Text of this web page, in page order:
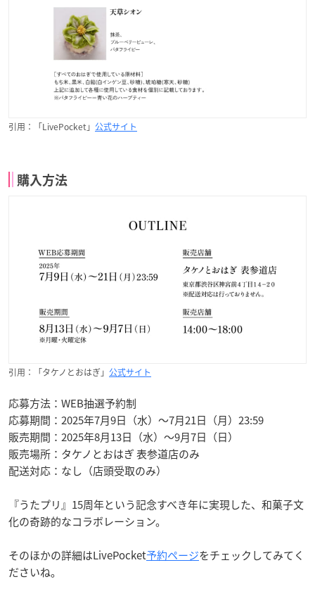
引用：「LivePocket」 公式サイト
購入方法
引用：「タケノとおはぎ」 公式サイト
応募方法：WEB抽選予約制
応募期間：2025年7月9日（水）～7月21日（月）23:59
販売期間：2025年8月13日（水）〜9月7日（日）
販売場所：タケノとおはぎ 表参道店のみ
配送対応：なし（店頭受取のみ）
『うたプリ』15周年という記念すべき年に実現した、和菓子文
化の奇跡的なコラボレーション。
そのほかの詳細はLivePocket予約ページをチェックしてみてく
ださいね。